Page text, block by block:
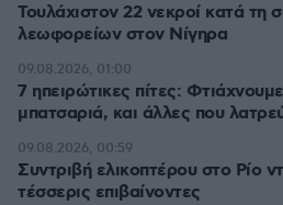
Τουλάχιστον 22 νεκροί κατά τη
λεωφορείων στον Νίγηρα
7 ηπειρώτικες πίτες:
μπατσαριά, και άλλες που
09.08.2026, 01:00
Συντριβή ελικοπτέρου στο Ρίο
τέσσερις επιβαίνοντες
09.08.2026, 00:59